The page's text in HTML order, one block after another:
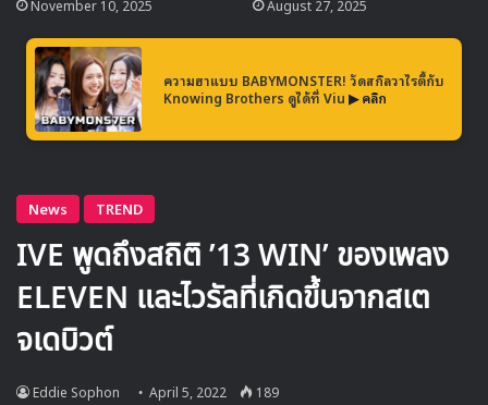
November 10, 2025 August 27, 2025
ความฮาแบบ BABYMONSTER! วัดสกิลวาไรตี้กับ
Knowing Brothers ดูได้ที่ Viu ▶ คลิก